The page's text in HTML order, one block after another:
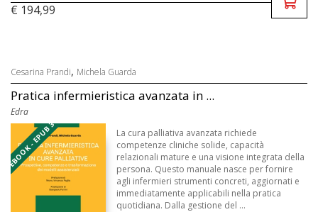
€ 194,99
Cesarina Prandi, Michela Guarda
Pratica infermieristica avanzata in ...
Edra
EBOOK - EPUB 3
La cura palliativa avanzata richiede
competenze cliniche solide, capacità
relazionali mature e una visione integrata della
persona. Questo manuale nasce per fornire
agli infermieri strumenti concreti, aggiornati e
immediatamente applicabili nella pratica
quotidiana. Dalla gestione del ...